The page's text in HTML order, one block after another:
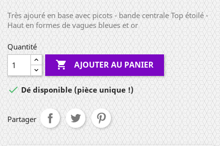
Très ajouré en base avec picots - bande centrale Top étoilé -
Haut en formes de vagues bleues et or
Quantité
 AJOUTER AU PANIER
Dé disponible (pièce unique !)
Partager